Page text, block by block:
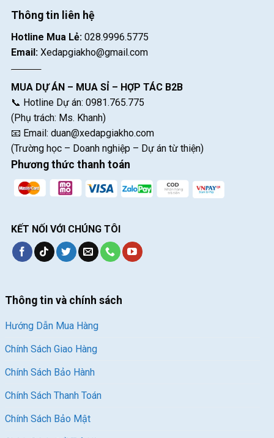
Thông tin liên hệ
Hotline Mua Lẻ: 028.9996.5775
Email: Xedapgiakho@gmail.com
MUA DỰ ÁN – MUA SỈ – HỢP TÁC B2B
📞 Hotline Dự án: 0981.765.775
(Phụ trách: Ms. Khanh)
📧 Email: duan@xedapgiakho.com
(Trường học – Doanh nghiệp – Dự án từ thiện)
Phương thức thanh toán
KẾT NỐI VỚI CHÚNG TÔI
Thông tin và chính sách
Hướng Dẫn Mua Hàng
Chính Sách Giao Hàng
Chính Sách Bảo Hành
Chính Sách Thanh Toán
Chính Sách Bảo Mật